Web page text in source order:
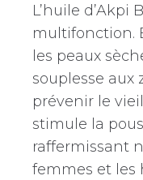
L’huile d’Akpi
multifonction.
les peaux
souplesse aux
prévenir le
stimule la
raffermissant
femmes et